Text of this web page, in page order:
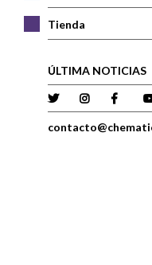
Tienda
ÚLTIMA NOTICIAS